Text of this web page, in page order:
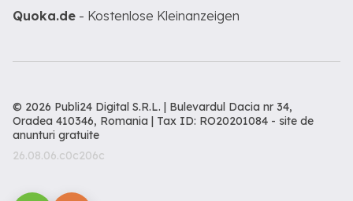
Quoka.de - Kostenlose Kleinanzeigen
© 2026 Publi24 Digital S.R.L. | Bulevardul Dacia nr 34,
Oradea 410346, Romania | Tax ID: RO20201084 - site de
anunturi gratuite
26.08.06.c0c206c